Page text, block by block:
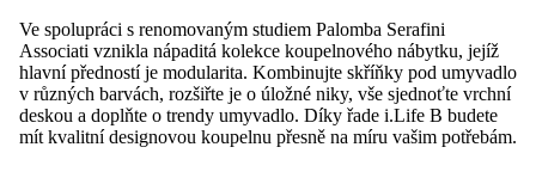
Ve spolupráci s renomovaným studiem Palomba Serafini
Associati vznikla nápaditá kolekce koupelnového nábytku, jejíž
hlavní předností je modularita. Kombinujte skříňky pod umyvadlo
v různých barvách, rozšiřte je o úložné niky, vše sjednoťte vrchní
deskou a doplňte o trendy umyvadlo. Díky řade i.Life B budete
mít kvalitní designovou koupelnu přesně na míru vašim potřebám.